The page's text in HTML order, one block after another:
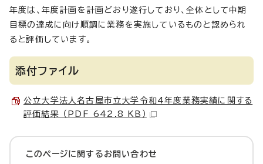
年度は、年度計画を計画どおり遂行しており、全体として中期
目標の達成に向け順調に業務を実施しているものと認められ
ると評価しています。
添付ファイル
公立大学法人名古屋市立大学令和4年度業務実績に関する
評価結果 （PDF 642.8 KB）
このページに関する お問い合わせ